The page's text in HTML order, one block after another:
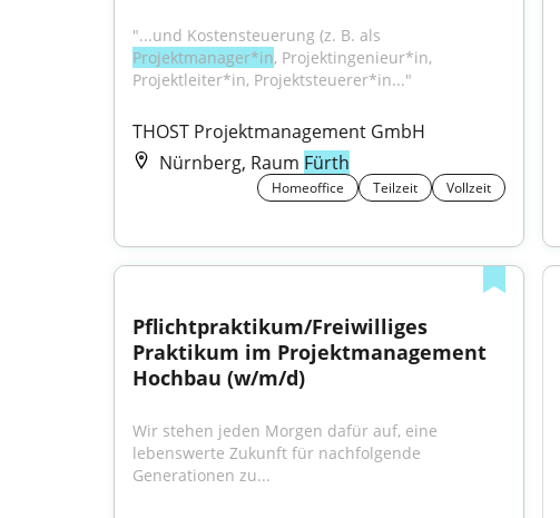
Projektmanager*in, Projektingenieur*in,
Projektleiter*in, Projektsteuerer*in..."
THOST Projektmanagement GmbH
Nürnberg, Raum Fürth
Homeoffice Teilzeit Vollzeit
Pflichtpraktikum/Freiwilliges
Praktikum im Projektmanagement
Hochbau (w/m/d)
Wir stehen jeden Morgen dafür auf, eine
lebenswerte Zukunft für nachfolgende
Generationen zu...